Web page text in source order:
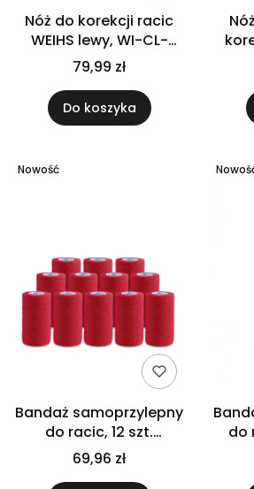
Nóż do korekcji racic
WEIHS lewy, WI-CL-
12003
79,99 zł
Do koszyka
Nowość
Bandaż samoprzylepny
do racic, 12 szt.
czerwony
69,96 zł
do